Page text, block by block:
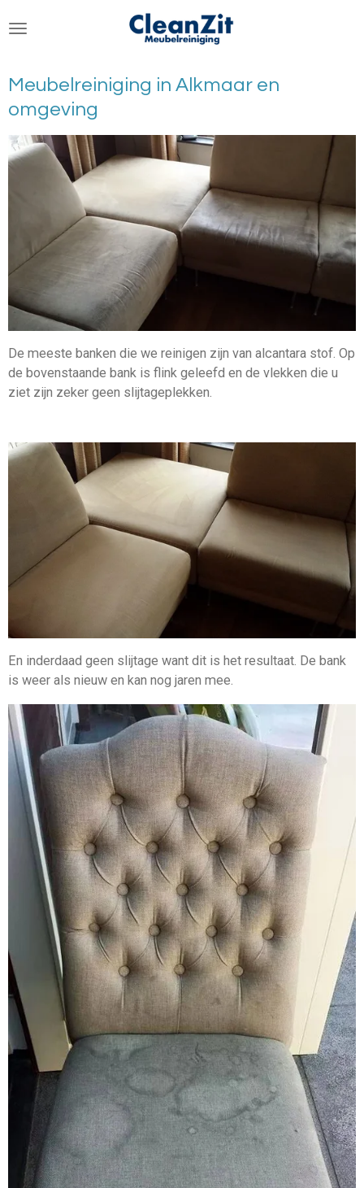
direct
de
hoofdinhoud
Meubelreiniging in Alkmaar en
omgeving
De meeste banken die we reinigen zijn van alcantara stof. Op
de bovenstaande bank is flink geleefd en de vlekken die u
ziet zijn zeker geen slijtageplekken.
En inderdaad geen slijtage want dit is het resultaat. De bank
is weer als nieuw en kan nog jaren mee.